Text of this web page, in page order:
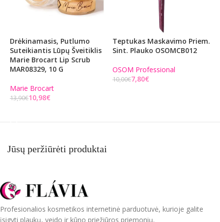
Drėkinamasis, Putlumo
Suteikiantis Lūpų Šveitiklis
Marie Brocart Lip Scrub
MAR08329, 10 G
Marie Brocart
13,90€10,98€
Teptukas Maskavimo Priem.
Sint. Plauko OSOMCB012
OSOM Professional
10,00€7,80€
Jūsų peržiūrėti produktai
Profesionalios kosmetikos internetinė parduotuvė, kurioje galite
įsigyti plaukų, veido ir kūno priežiūros priemonių.